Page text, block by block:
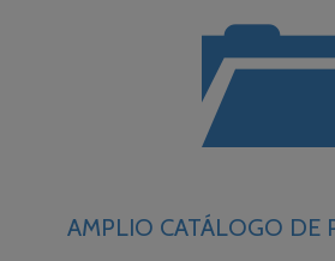

AMPLIO CATÁLOGO DE